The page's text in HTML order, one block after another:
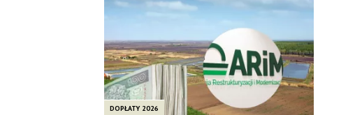
DOPŁATY 2026